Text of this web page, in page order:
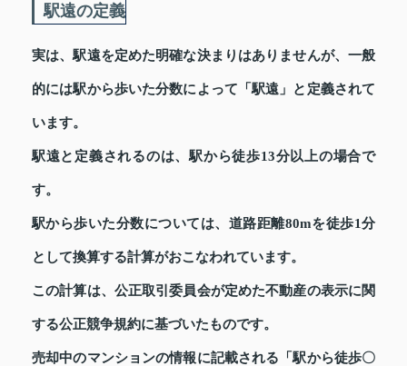
駅遠の定義
実は、駅遠を定めた明確な決まりはありませんが、一般
的には駅から歩いた分数によって「駅遠」と定義されて
います。
駅遠と定義されるのは、駅から徒歩13分以上の場合で
す。
駅から歩いた分数については、道路距離80mを徒歩1分
として換算する計算がおこなわれています。
この計算は、公正取引委員会が定めた不動産の表示に関
する公正競争規約に基づいたものです。
売却中のマンションの情報に記載される「駅から徒歩〇